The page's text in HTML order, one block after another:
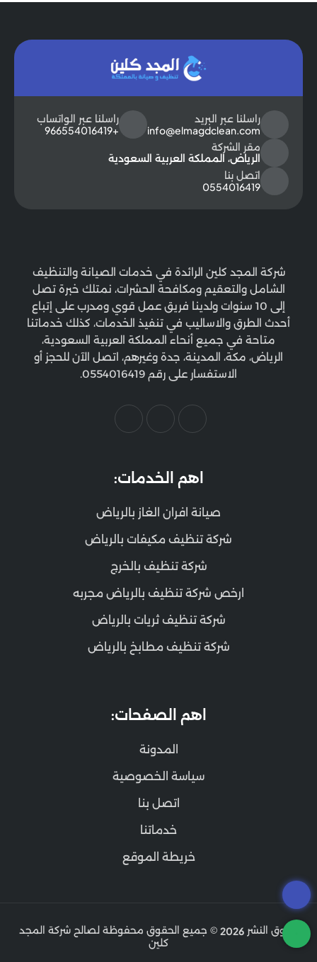
راسلنا عبر البريد
info@elmagdclean.com
راسلنا عبر الواتساب
+966554016419
مقر الشركة
الرياض، المملكة العربية السعودية
اتصل بنا
0554016419
شركة المجد كلين الرائدة في خدمات الصيانة والتنظيف
الشامل والتعقيم ومكافحة الحشرات، نمتلك خبرة تصل
إلى 10 سنوات ولدينا فريق عمل قوي ومدرب على إتباع
أحدث الطرق والاساليب في تنفيذ الخدمات، كذلك خدماتنا
متاحة في جميع أنحاء المملكة العربية السعودية،
الرياض، مكة، المدينة، جدة وغيرهم، اتصل الآن للحجز أو
الاستفسار على رقم 0554016419.
اهم الخدمات:
صيانة افران الغاز بالرياض
شركة تنظيف مكيفات بالرياض
شركة تنظيف بالخرج
ارخص شركة تنظيف بالرياض مجربه
شركة تنظيف ثريات بالرياض
شركة تنظيف مطابخ بالرياض
اهم الصفحات:
المدونة
سياسة الخصوصية
اتصل بنا
خدماتنا
خريطة الموقع
حقوق النشر2026 © جميع الحقوق محفوظة لصالح شركة المجد
كلين